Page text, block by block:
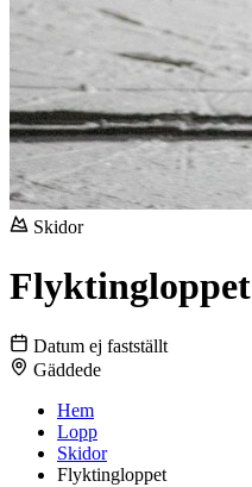
Skidor
Flyktingloppet
Datum ej fastställt
Gäddede
Hem
Lopp
Skidor
Flyktingloppet